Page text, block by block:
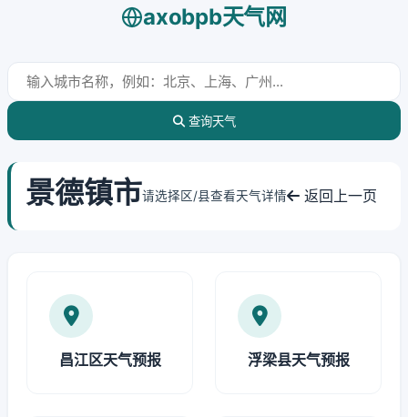
axobpb天气网
查询天气
景德镇市请选择区/县查看天气详情 返回上一页
昌江区天气预报 浮梁县天气预报